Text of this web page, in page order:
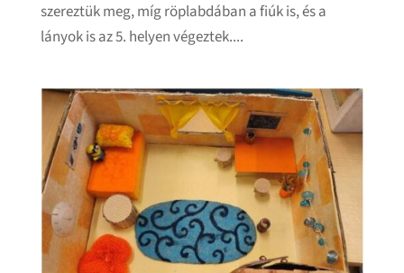
szereztük meg, míg röplabdában a fiúk is, és a
lányok is az 5. helyen végeztek....